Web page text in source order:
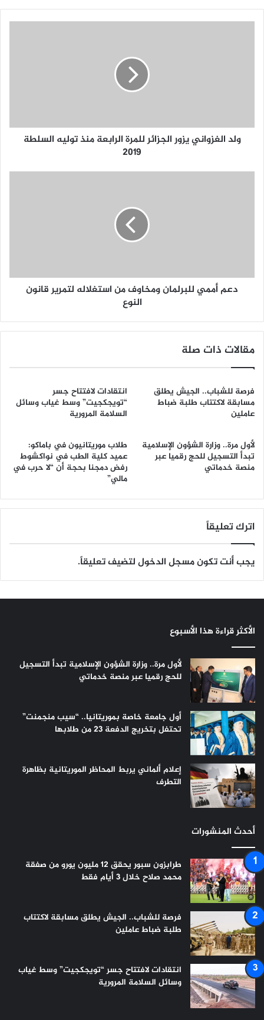
ولد الغزواني يزور الجزائر للمرة الرابعة منذ توليه السلطة
2019
دعم أممي للبرلمان ومخاوف من استغلاله لتمرير قانون
النوع
مقالات ذات صلة
فرصة للشباب.. الجيش يطلق
مسابقة لاكتتاب طلبة ضباط
عاملين
انتقادات لافتتاح جسر
“تويجكجيت” وسط غياب وسائل
السلامة المرورية
لأول مرة.. وزارة الشؤون الإسلامية
تبدأ التسجيل للحج رقميا عبر
منصة خدماتي
طلاب موريتانيون في باماكو:
عميد كلية الطب في نواكشوط
رفض دمجنا بحجة أن “لا حرب في
مالي”
اترك تعليقاً
يجب أنت تكونمسجل الدخوللتضيف تعليقاً.
الأكثر قراءة هذا الأسبوع
لأول مرة.. وزارة الشؤون الإسلامية تبدأ التسجيل
للحج رقميا عبر منصة خدماتي
أول جامعة خاصة بموريتانيا.. “سيب منجمنت”
تحتفل بتخريج الدفعة 23 من طلابها
إعلام ألماني يربط المحاظر الموريتانية بظاهرة
التطرف
أحدث المنشورات
طرابزون سبور يحقق 12 مليون يورو من صفقة
محمد صلاح خلال 3 أيام فقط
فرصة للشباب.. الجيش يطلق مسابقة لاكتتاب
طلبة ضباط عاملين
انتقادات لافتتاح جسر “تويجكجيت” وسط غياب
وسائل السلامة المرورية